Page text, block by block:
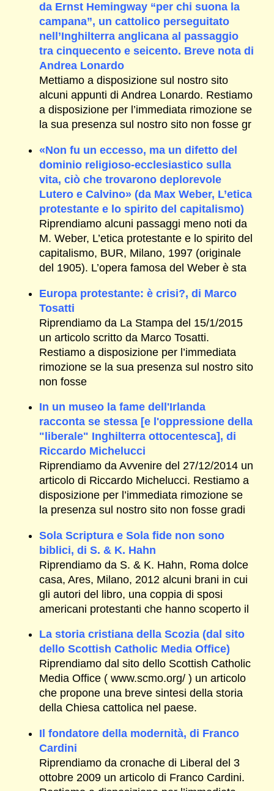
da Ernst Hemingway “per chi suona la
campana”, un cattolico perseguitato
nell’Inghilterra anglicana al passaggio
tra cinquecento e seicento. Breve nota di
Andrea Lonardo
Mettiamo a disposizione sul nostro sito
alcuni appunti di Andrea Lonardo. Restiamo
a disposizione per l’immediata rimozione se
la sua presenza sul nostro sito non fosse gr
«Non fu un eccesso, ma un difetto del
dominio religioso-ecclesiastico sulla
vita, ciò che trovarono deplorevole
Lutero e Calvino» (da Max Weber, L’etica
protestante e lo spirito del capitalismo)
Riprendiamo alcuni passaggi meno noti da
M. Weber, L’etica protestante e lo spirito del
capitalismo, BUR, Milano, 1997 (originale
del 1905). L’opera famosa del Weber è sta
Europa protestante: è crisi?, di Marco
Tosatti
Riprendiamo da La Stampa del 15/1/2015
un articolo scritto da Marco Tosatti.
Restiamo a disposizione per l’immediata
rimozione se la sua presenza sul nostro sito
non fosse
In un museo la fame dell'Irlanda
racconta se stessa [e l'oppressione della
"liberale" Inghilterra ottocentesca], di
Riccardo Michelucci
Riprendiamo da Avvenire del 27/12/2014 un
articolo di Riccardo Michelucci. Restiamo a
disposizione per l’immediata rimozione se
la presenza sul nostro sito non fosse gradi
Sola Scriptura e Sola fide non sono
biblici, di S. & K. Hahn
Riprendiamo da S. & K. Hahn, Roma dolce
casa, Ares, Milano, 2012 alcuni brani in cui
gli autori del libro, una coppia di sposi
americani protestanti che hanno scoperto il
La storia cristiana della Scozia (dal sito
dello Scottish Catholic Media Office)
Riprendiamo dal sito dello Scottish Catholic
Media Office ( www.scmo.org/ ) un articolo
che propone una breve sintesi della storia
della Chiesa cattolica nel paese.
Il fondatore della modernità, di Franco
Cardini
Riprendiamo da cronache di Liberal del 3
ottobre 2009 un articolo di Franco Cardini.